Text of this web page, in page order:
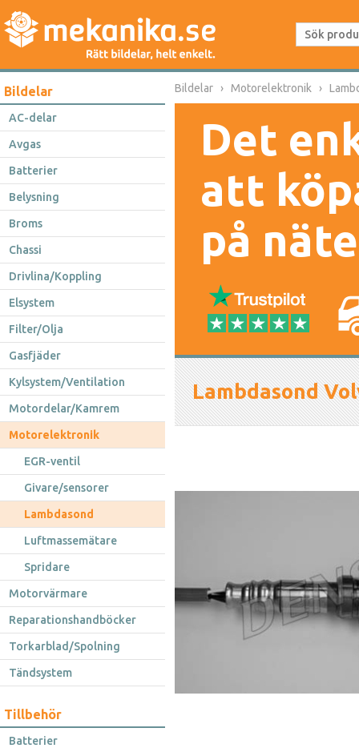
Bildelar
AC-delar
Avgas
Batterier
Belysning
Broms
Chassi
Drivlina/Koppling
Elsystem
Filter/Olja
Gasfjäder
Kylsystem/Ventilation
Motordelar/Kamrem
Motorelektronik
EGR-ventil
Givare/sensorer
Lambdasond
Luftmassemätare
Spridare
Motorvärmare
Reparationshandböcker
Torkarblad/Spolning
Tändsystem
Tillbehör
Batterier
Bildelar Motorelektronik
Det
att
på
Lambdasond